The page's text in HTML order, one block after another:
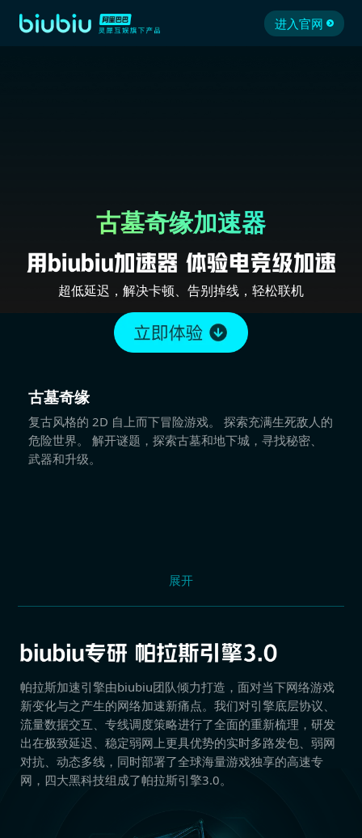
进入官网
古墓奇缘加速器
超低延迟，解决卡顿、告别掉线，轻松联机
古墓奇缘
复古风格的 2D 自上而下冒险游戏。 探索充满生死敌人的
危险世界。 解开谜题，探索古墓和地下城，寻找秘密、
武器和升级。
展开
帕拉斯加速引擎由biubiu团队倾力打造，面对当下网络游戏
新变化与之产生的网络加速新痛点。我们对引擎底层协议、
流量数据交互、专线调度策略进行了全面的重新梳理，研发
出在极致延迟、稳定弱网上更具优势的实时多路发包、弱网
对抗、动态多线，同时部署了全球海量游戏独享的高速专
网，四大黑科技组成了帕拉斯引擎3.0。